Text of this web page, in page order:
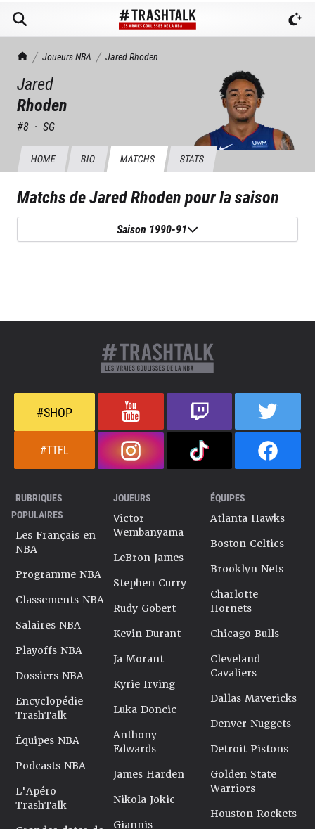
TrashTalk Actu NBA
Joueurs NBA JaredRhoden
Jared
Rhoden
#8 · SG
HOME BIO MATCHS STATS
Matchs deJared Rhodenpour la saison
Saison 1990-91
#SHOP
#TTFL
RUBRIQUES
POPULAIRES
Les Français en
NBA
Programme NBA
Classements NBA
Salaires NBA
Playoffs NBA
Dossiers NBA
Encyclopédie
TrashTalk
Équipes NBA
Podcasts NBA
L'Apéro
TrashTalk
JOUEURS
Victor
Wembanyama
LeBron James
Stephen Curry
Rudy Gobert
Kevin Durant
Ja Morant
Kyrie Irving
Luka Doncic
Anthony
Edwards
James Harden
Nikola Jokic
Giannis
ÉQUIPES
Atlanta Hawks
Boston Celtics
Brooklyn Nets
Charlotte
Hornets
Chicago Bulls
Cleveland
Cavaliers
Dallas Mavericks
Denver Nuggets
Detroit Pistons
Golden State
Warriors
Houston Rockets